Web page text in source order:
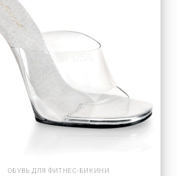
ОБУВЬ ДЛЯ ФИТНЕС-БИКИНИ